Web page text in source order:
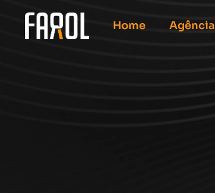
Home Agência